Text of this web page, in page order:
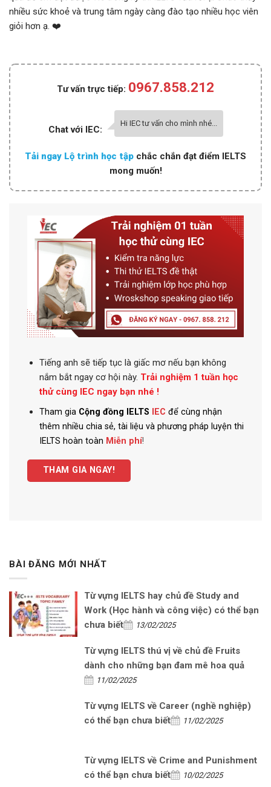
nhiều sức khoẻ và trung tâm ngày càng đào tạo nhiều học viên
giỏi hơn ạ. ❤️
Tư vấn trực tiếp: 0967.858.212
Chat với IEC:
Hi IEC tư vấn cho mình nhé...
Tải ngay Lộ trình học tập chắc chắn đạt điểm IELTS
mong muốn!
Tiếng anh sẽ tiếp tục là giấc mơ nếu bạn không
nắm bắt ngay cơ hội này. Trải nghiệm 1 tuần học
thử cùng IEC ngay bạn nhé !
Tham gia Cộng đồng IELTS IEC để cùng nhận
thêm nhiều chia sẻ, tài liệu và phương pháp luyện thi
IELTS hoàn toàn Miễn phí!
THAM GIA NGAY!
BÀI ĐĂNG MỚI NHẤT
Từ vựng IELTS hay chủ đề Study and
Work (Học hành và công việc) có thể bạn
chưa biết
13/02/2025
Từ vựng IELTS thú vị về chủ đề Fruits
dành cho những bạn đam mê hoa quả
11/02/2025
Từ vựng IELTS về Career (nghề nghiệp)
có thể bạn chưa biết
11/02/2025
Từ vựng IELTS về Crime and Punishment
có thể bạn chưa biết
10/02/2025